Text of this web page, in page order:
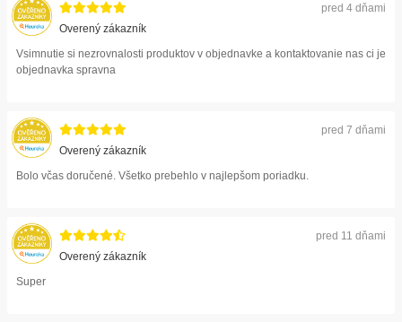
pred 4 dňami
Overený zákazník
Vsimnutie si nezrovnalosti produktov v objednavke a kontaktovanie nas ci je
objednavka spravna
pred 7 dňami
Overený zákazník
Bolo včas doručené. Všetko prebehlo v najlepšom poriadku.
pred 11 dňami
Overený zákazník
Super